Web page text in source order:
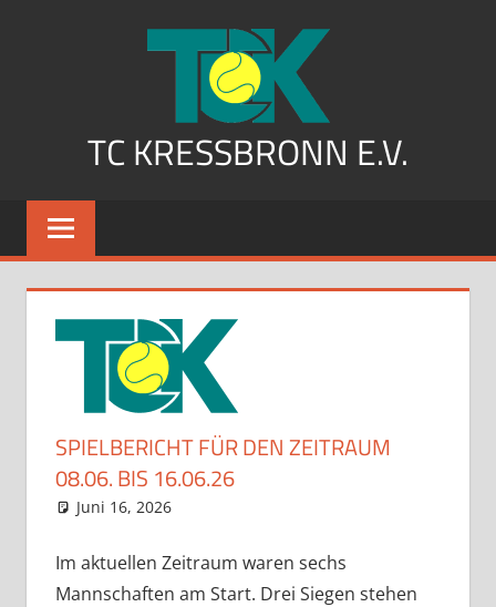
TC KRESSBRONN E.V.
SPIELBERICHT FÜR DEN ZEITRAUM
08.06. BIS 16.06.26
Juni 16, 2026
Im aktuellen Zeitraum waren sechs
Mannschaften am Start. Drei Siegen stehen